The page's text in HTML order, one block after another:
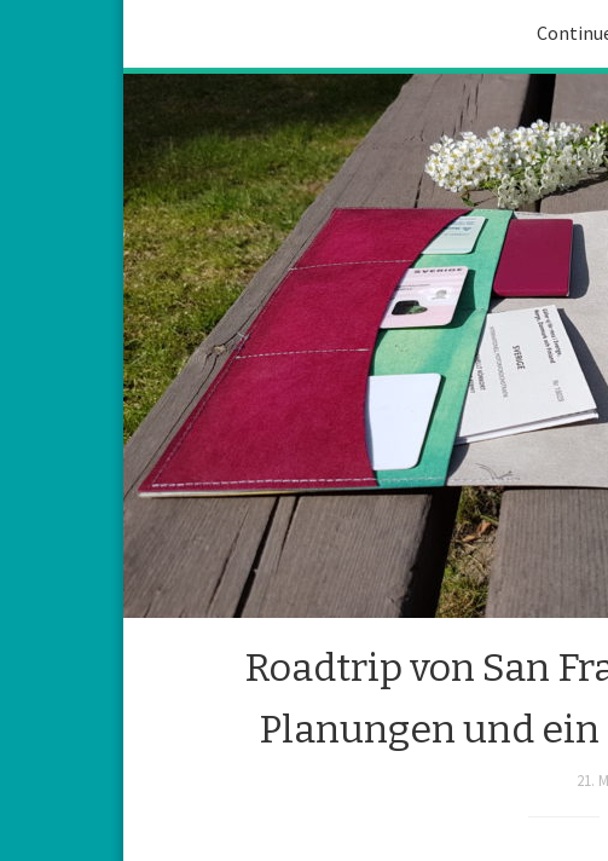
Roadtrip von San
Planungen und
21.